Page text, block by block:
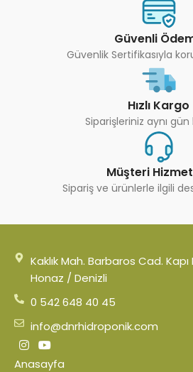
Güvenli
Güvenlik Sertifikasıyla
Hızlı Kargo
Siparişleriniz aynı
Müşteri
Sipariş ve ürünlerle ilgili
Kaklık Mah. Barbaros Cad. Kapı
Honaz / Denizli
0 542 648 40 45
info@dnrhidroponik.com
Anasayfa